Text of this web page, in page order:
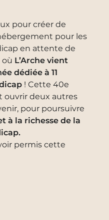
pour créer de
pour les
en attente de
où L’Arche vient
dédiée à 11
! Cette 40e
ouvrir deux autres
pour poursuivre
à la richesse de la
permis cette